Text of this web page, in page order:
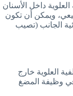
داخل الأسنان
ويمكن أن تكون
الجانب (تصيب
العلوية خارج
وظيفة المضغ